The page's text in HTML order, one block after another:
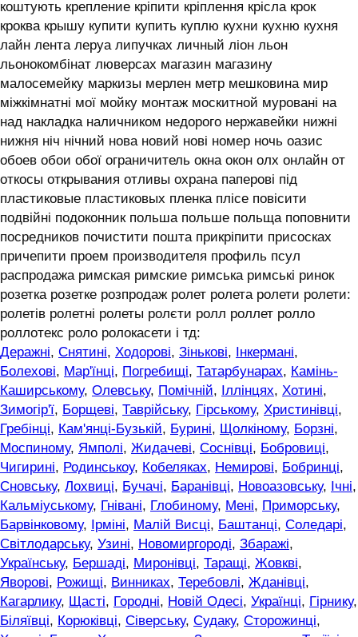
коштують крепление кріпити кріплення крісла крок
кроква крышу купити купить куплю кухни кухню кухня
лайн лента леруа липучках личный ліон льон
льонокомбінат люверсах магазин магазину
малосемейку маркизы мерлен метр мешковина мир
міжкімнатні мої мойку монтаж москитной муровані на
над накладка наличником недорого нержавейки нижні
нижня ніч нічний нова новий нові номер ночь оазис
обоев обои обої ограничитель окна окон олх онлайн от
откосы открывания отливы охрана паперові під
пластиковые пластиковых пленка плісе повісити
подвійні подоконник польша польше польща поповнити
посредников почистити пошта прикріпити присосках
причепити проем производителя профиль псул
распродажа римская римские римська римські ринок
розетка розетке розпродаж ролет ролета ролети ролети:
ролетів ролетні ролеты ролєти ролл роллет ролло
роллотекс роло ролокасети і тд:
Деражні, Снятині, Ходорові, Зінькові, Інкермані,
Болехові, Мар'їнці, Погребищі, Татарбунарах, Камінь-
Каширському, Олевську, Помічній, Іллінцях, Хотині,
Зимогір'ї, Борщеві, Таврійську, Гірському, Христинівці,
Гребінці, Кам'янці-Бузькій, Бурині, Щолкіному, Борзні,
Моспиному, Ямполі, Жидачеві, Соснівці, Бобровиці,
Чигирині, Родинськоу, Кобеляках, Немирові, Бобринці,
Сновську, Лохвиці, Бучачі, Баранівці, Новоазовську, Ічні,
Кальміуському, Гнівані, Глобиному, Мені, Приморську,
Барвінковому, Ірміні, Малій Висці, Баштанці, Соледарі,
Світлодарську, Узині, Новомиргороді, Збаражі,
Українську, Бершаді, Миронівці, Таращі, Жовкві,
Яворові, Рожищі, Винниках, Теребовлі, Жданівці,
Кагарлику, Щасті, Городні, Новій Одесі, Українці, Гірнику,
Біляївці, Корюківці, Сіверську, Судаку, Сторожинці,